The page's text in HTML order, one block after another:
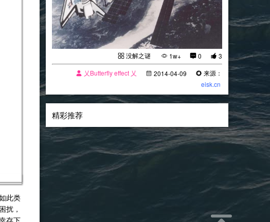
此类
扰，
存下
没解之谜 1w+ 0
3
乂Butterfly effect 乂
2014-04-09
来源：
eisk.cn
精彩推荐